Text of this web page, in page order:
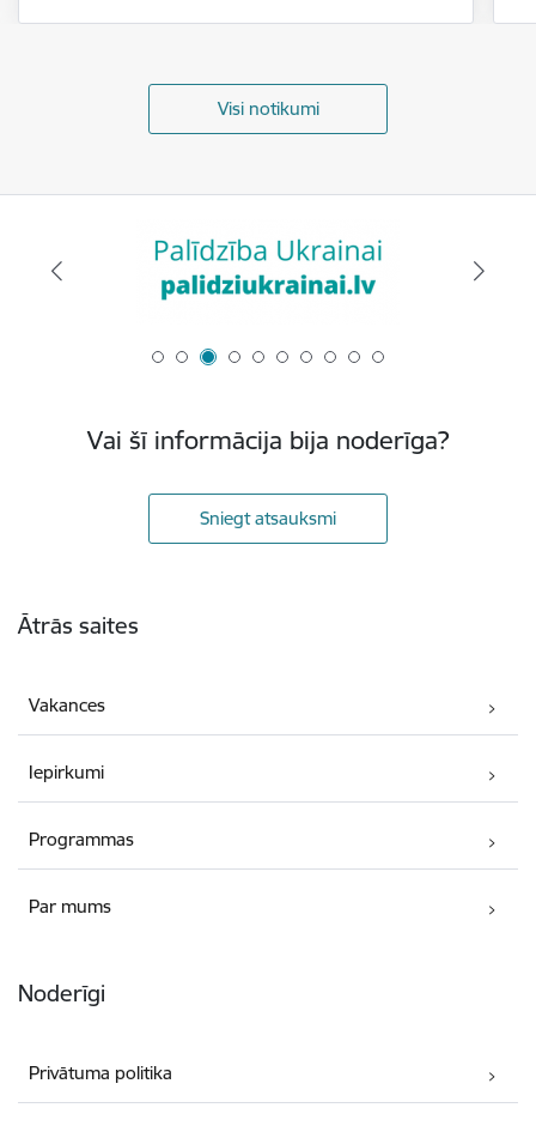
Visi notikumi
Vai šī informācija bija noderīga?
Sniegt atsauksmi
Ātrās saites
Vakances
Iepirkumi
Programmas
Par mums
Noderīgi
Privātuma politika